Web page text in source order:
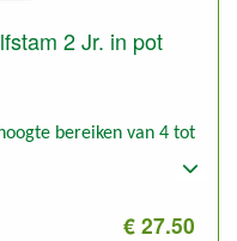
2 Jr. in pot
bereiken van 4 tot
€ 27.50